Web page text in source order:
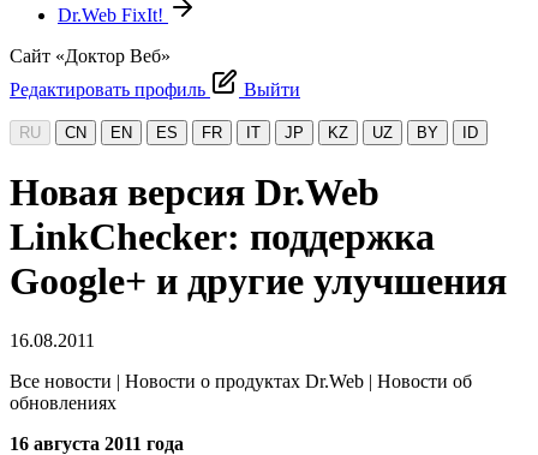
Dr.Web FixIt!
Сайт «Доктор Веб»
Редактировать профиль
Выйти
RU CN EN ES FR IT JP KZ UZ BY ID
Новая версия Dr.Web
LinkChecker: поддержка
Google+ и другие улучшения
16.08.2011
Все новости | Новости о продуктах Dr.Web | Новости об
обновлениях
16 августа 2011 года